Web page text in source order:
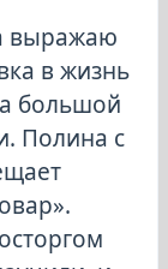
выражаю
в жизнь
большой
Полина с